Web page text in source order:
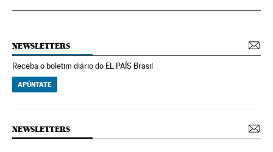
NEWSLETTERS
Receba o boletim diário do EL PAÍS Brasil
APÚNTATE
NEWSLETTERS